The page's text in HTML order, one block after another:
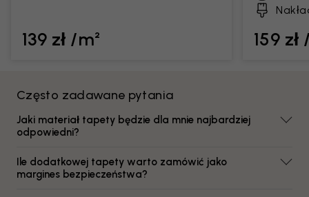
139 zł /m² 159 zł
Często zadawane pytania
Jaki materiał tapety będzie dla mnie najbardziej
odpowiedni?
Ile dodatkowej tapety warto zamówić jako
margines bezpieczeństwa?